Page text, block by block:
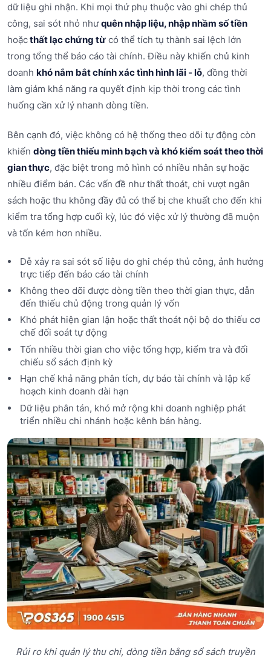
dữ liệu ghi nhận. Khi mọi thứ phụ thuộc vào ghi chép thủ
công, sai sót nhỏ nhưquên nhập liệu, nhập nhầm số tiền
hoặcthất lạc chứng từ có thể tích tụ thành sai lệch lớn
trong tổng thể báo cáo tài chính. Điều này khiến chủ kinh
doanh khó nắm bắt chính xác tình hình lãi - lỗ, đồng thời
làm giảm khả năng ra quyết định kịp thời trong các tình
huống cần xử lý nhanh dòng tiền.
Bên cạnh đó, việc không có hệ thống theo dõi tự động còn
khiến dòng tiền thiếu minh bạch và khó kiểm soát theo thời
gian thực, đặc biệt trong mô hình có nhiều nhân sự hoặc
nhiều điểm bán. Các vấn đề như thất thoát, chi vượt ngân
sách hoặc thu không đầy đủ có thể bị che khuất cho đến khi
kiểm tra tổng hợp cuối kỳ, lúc đó việc xử lý thường đã muộn
và tốn kém hơn nhiều.
Dễ xảy ra sai sót số liệu do ghi chép thủ công, ảnh hưởng
trực tiếp đến báo cáo tài chính
Không theo dõi được dòng tiền theo thời gian thực, dẫn
đến thiếu chủ động trong quản lý vốn
Khó phát hiện gian lận hoặc thất thoát nội bộ do thiếu cơ
chế đối soát tự động
Tốn nhiều thời gian cho việc tổng hợp, kiểm tra và đối
chiếu sổ sách định kỳ
Hạn chế khả năng phân tích, dự báo tài chính và lập kế
hoạch kinh doanh dài hạn
Dữ liệu phân tán, khó mở rộng khi doanh nghiệp phát
triển nhiều chi nhánh hoặc kênh bán hàng.
Rủi ro khi quản lý thu chi, dòng tiền bằng sổ sách truyền